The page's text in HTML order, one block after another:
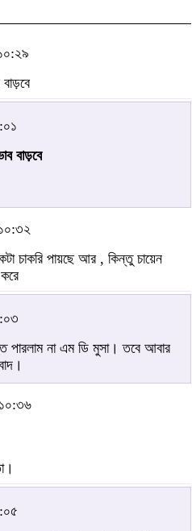
বাড়বে
চাকরি পায়ছে আর , কিন্তু চায়েন
পারলাম না এম ডি মুসা। তবে আবার